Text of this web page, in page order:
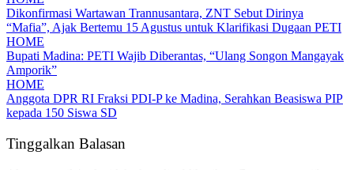
Dikonfirmasi Wartawan Trannusantara, ZNT Sebut Dirinya
“Mafia”, Ajak Bertemu 15 Agustus untuk Klarifikasi Dugaan PETI
HOME
Bupati Madina: PETI Wajib Diberantas, “Ulang Songon Mangayak
Amporik”
HOME
Anggota DPR RI Fraksi PDI-P ke Madina, Serahkan Beasiswa PIP
kepada 150 Siswa SD
Tinggalkan Balasan